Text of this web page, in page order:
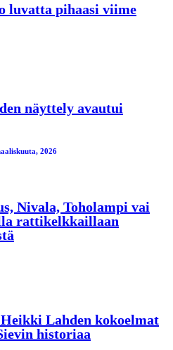
luvatta pihaasi viime
näyttely avautui
2026
Nivala, Toholampi vai
rattikelkkaillaan
Lahden kokoelmat
historiaa